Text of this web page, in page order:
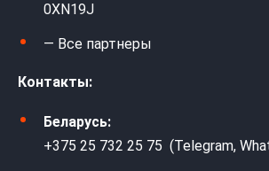
0XN19J
— Все партнеры
Контакты:
Беларусь:
+375 25 732 25 75 (Telegram,